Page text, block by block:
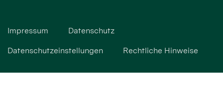
Impressum Datenschutz
Datenschutzeinstellungen Rechtliche Hinweise